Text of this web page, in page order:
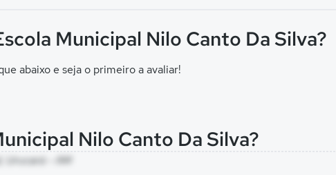
Municipal Nilo Canto Da Silva?
abaixo e seja o primeiro a avaliar!
Nilo Canto Da Silva?
Urucará - AM